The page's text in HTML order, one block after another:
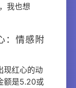
我也想
：情感附
现红心的动
额是5.20或